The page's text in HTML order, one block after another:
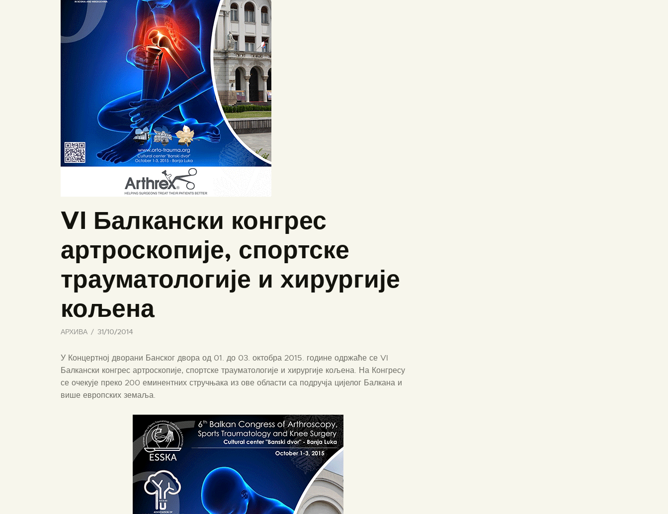
VI Балкански конгрес
артроскопије, спортске
трауматологије и хирургије
кољена
АРХИВА 31/10/2014
У Концертној дворани Банског двора од 01. до 03. октобра 2015. године одржаће се VI
Балкански конгрес артроскопије, спортске трауматологије и хирургије кољена. На Конгресу
се очекује преко 200 еминентних стручњака из ове области са подручја цијелог Балкана и
више европских земаља.